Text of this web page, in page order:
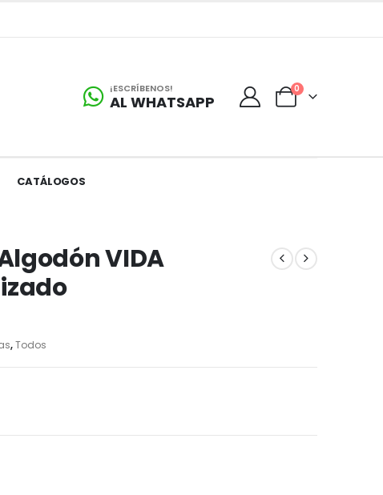
¡ESCRÍBENOS!
AL WHATSAPP
0
CATÁLOGOS
VIDA
,Todos